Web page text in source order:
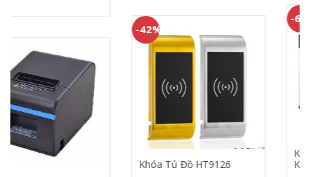
-66%
Khoá Vân Tay Mã Số
Khách Sạn HL6080